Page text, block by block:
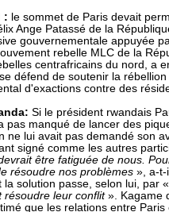
: le sommet de Paris devait
Ange Patassé de la
gouvernementale appuyée
rebelle MLC de la
centrafricains du nord, a
défend de soutenir la
d'exactions contre des
Si le président rwandais
pas manqué de lancer des
ne lui avait pas demandé son
signé comme les autres
être fatiguée de nous.
résoudre nos problèmes », a-t-
la solution passe, selon lui, par
résoudre leur conflit ». Kagame
que les relations entre